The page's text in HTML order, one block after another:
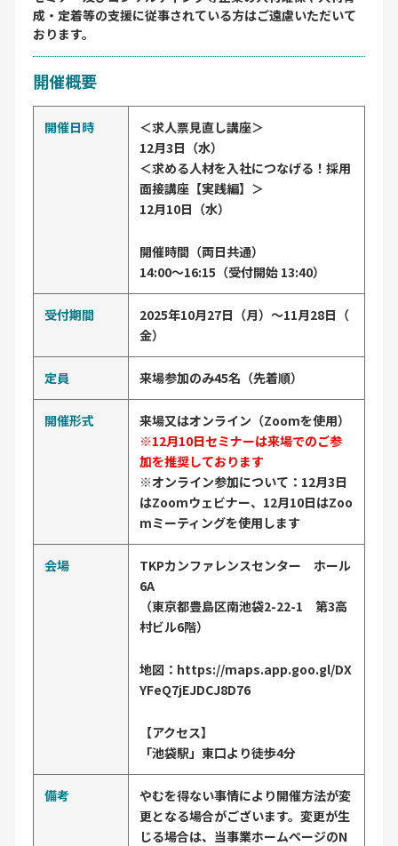
成・定着等の支援に従事されている方はご遠慮いただいて
おります。
開催概要
開催日時
＜求人票見直し講座＞
12月3日（水）
＜求める人材を入社につなげる！採用
面接講座【実践編】＞
12月10日（水）
開催時間（両日共通）
14:00～16:15（受付開始 13:40）
受付期間
2025年10月27日（月）～11月28日（
金）
定員 来場参加のみ45名（先着順）
開催形式
来場又はオンライン（Zoomを使用）
※12月10日セミナーは来場でのご参
加を推奨しております
※オンライン参加について：12月3日
はZoomウェビナー、12月10日はZoo
mミーティングを使用します
会場
TKPカンファレンスセンター ホール
6A
（東京都豊島区南池袋2-22-1 第3高
村ビル6階）
地図：https://maps.app.goo.gl/DX
YFeQ7jEJDCJ8D76
【アクセス】
「池袋駅」東口より徒歩4分
備考
やむを得ない事情により開催方法が変
更となる場合がございます。変更が生
じる場合は、当事業ホームページのN